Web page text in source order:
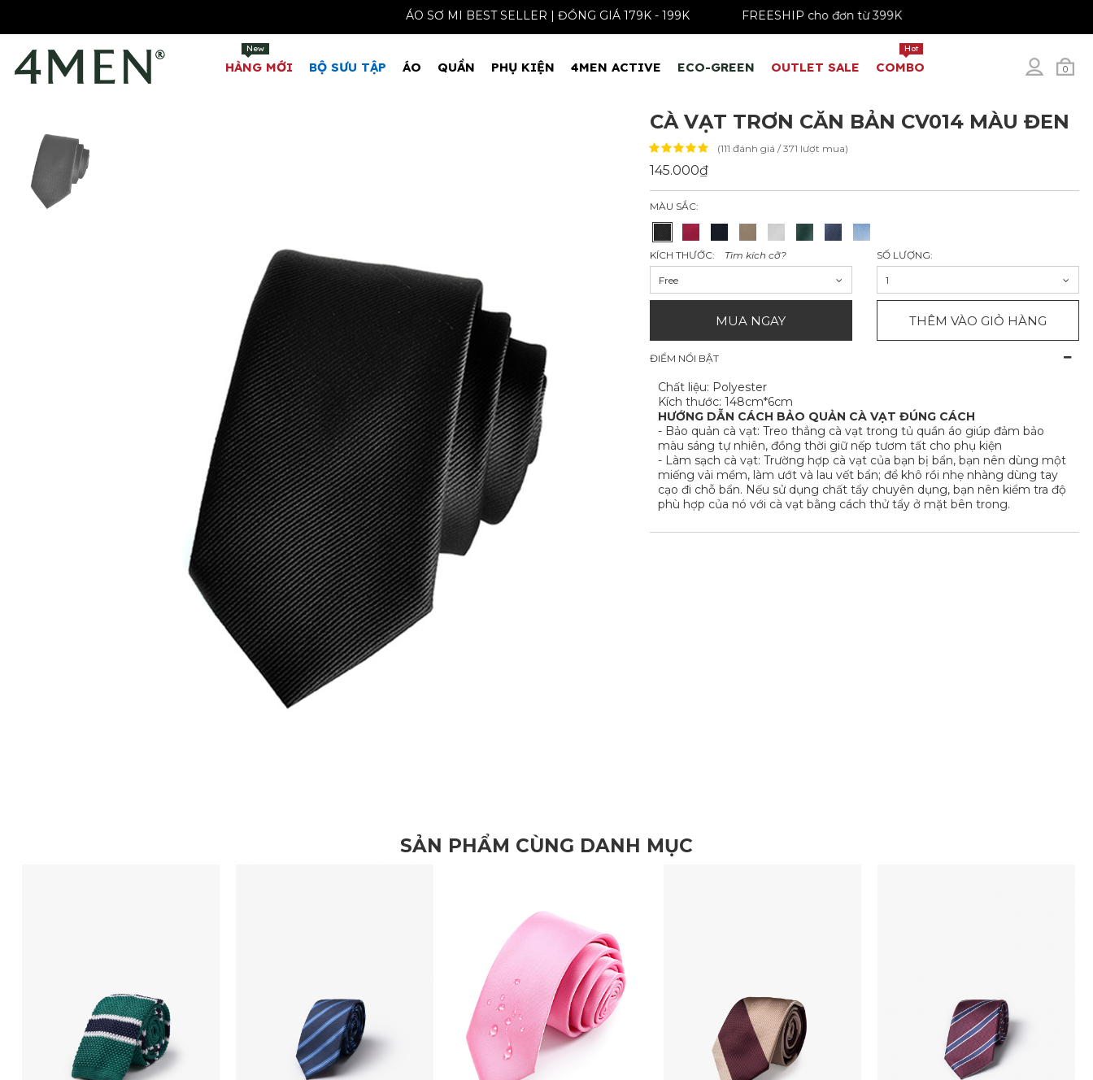
ÁO SƠ MI BEST SELLER | ĐỒNG GIÁ 179K - 199K FREESHIP cho đơn từ 399K
0
HÀNG MỚI
New
BỘ SƯU TẬP ÁO QUẦN PHỤ KIỆN 4MEN ACTIVE ECO-GREEN OUTLET SALE COMBO
Hot
CÀ VẠT TRƠN CĂN BẢN CV014 MÀU ĐEN
(111 đánh giá / 371 lượt mua)
145.000₫
MÀU SẮC:
KÍCH THƯỚC: Tìm kích cỡ?
Free
SỐ LƯỢNG:
1
MUA NGAY THÊM VÀO GIỎ HÀNG
ĐIỂM NỔI BẬT
Chất liệu: Polyester
Kích thước: 148cm*6cm
HƯỚNG DẪN CÁCH BẢO QUẢN CÀ VẠT ĐÚNG CÁCH
- Bảo quản cà vạt: Treo thẳng cà vạt trong tủ quần áo giúp đảm bảo
màu sáng tự nhiên, đồng thời giữ nếp tươm tất cho phụ kiện
- Làm sạch cà vạt: Trường hợp cà vạt của bạn bị bẩn, bạn nên dùng một
miếng vải mềm, làm ướt và lau vết bẩn; để khô rồi nhẹ nhàng dùng tay
cạo đi chỗ bẩn. Nếu sử dụng chất tẩy chuyên dụng, bạn nên kiểm tra độ
phù hợp của nó với cà vạt bằng cách thử tẩy ở mặt bên trong.
SẢN PHẨM CÙNG DANH MỤC